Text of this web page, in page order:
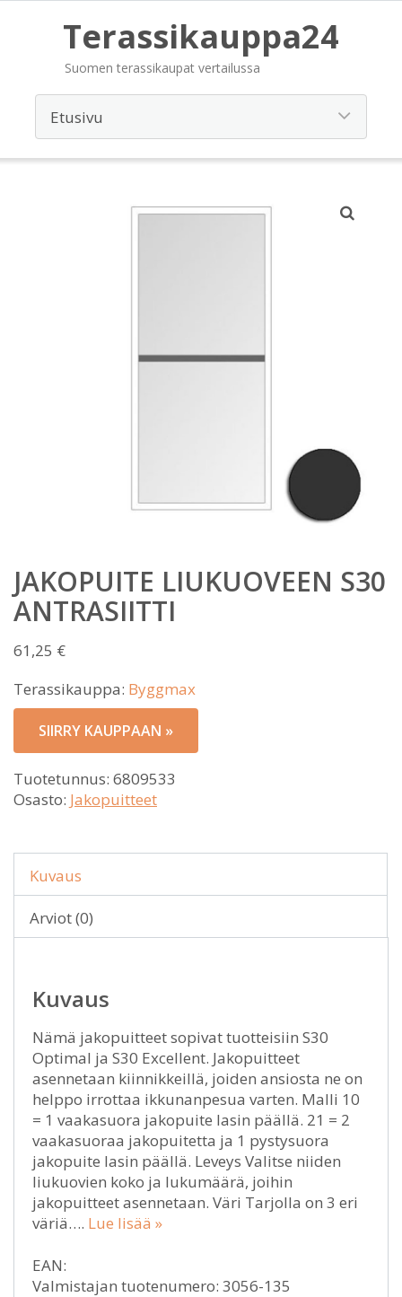
Terassikauppa24
Suomen terassikaupat vertailussa
JAKOPUITE LIUKUOVEEN S30
ANTRASIITTI
61,25 €
Terassikauppa: Byggmax
SIIRRY KAUPPAAN »
Tuotetunnus: 6809533
Osasto: Jakopuitteet
Kuvaus
Arviot (0)
Kuvaus
Nämä jakopuitteet sopivat tuotteisiin S30
Optimal ja S30 Excellent. Jakopuitteet
asennetaan kiinnikkeillä, joiden ansiosta ne on
helppo irrottaa ikkunanpesua varten. Malli 10
= 1 vaakasuora jakopuite lasin päällä. 21 = 2
vaakasuoraa jakopuitetta ja 1 pystysuora
jakopuite lasin päällä. Leveys Valitse niiden
liukuovien koko ja lukumäärä, joihin
jakopuitteet asennetaan. Väri Tarjolla on 3 eri
väriä…. Lue lisää »
EAN:
Valmistajan tuotenumero: 3056-135